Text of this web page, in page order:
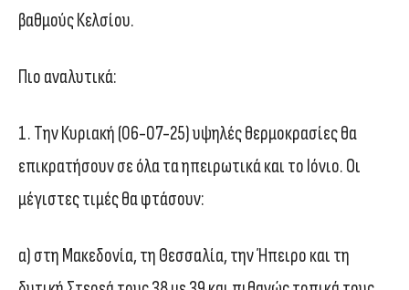
βαθμούς Κελσίου.
Πιο αναλυτικά:
1. Την Κυριακή (06-07-25) υψηλές θερμοκρασίες θα
επικρατήσουν σε όλα τα ηπειρωτικά και το Ιόνιο. Οι
μέγιστες τιμές θα φτάσουν:
α) στη Μακεδονία, τη Θεσσαλία, την Ήπειρο και τη